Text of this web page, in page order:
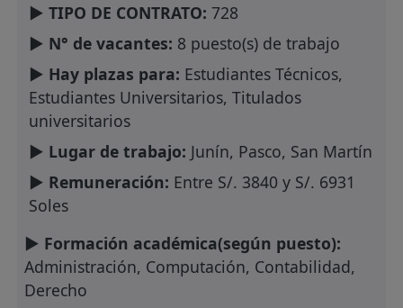
► TIPO DE CONTRATO: 728
► N° de vacantes: 8 puesto(s) de trabajo
► Hay plazas para: Estudiantes Técnicos,
Estudiantes Universitarios, Titulados
universitarios
► Lugar de trabajo: Junín, Pasco, San Martín
► Remuneración: Entre S/. 3840 y S/. 6931
Soles
► Formación académica(según puesto):
Administración, Computación, Contabilidad,
Derecho